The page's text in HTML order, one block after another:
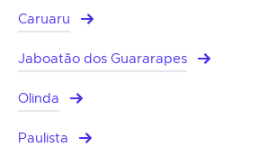
Caruaru
Jaboatão dos Guararapes
Olinda
Paulista